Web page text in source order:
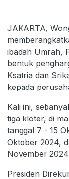
JAKARTA,
ibadah Umrah,
bentuk
Ksatria dan
kepada
Kali ini,
tiga kloter, di
tanggal 7 - 15
Oktober 2024,
November
Presiden